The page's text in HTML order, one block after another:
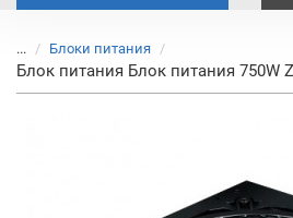
... Блоки питания
Блок питания Блок питания 750W